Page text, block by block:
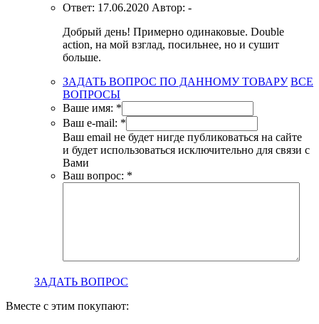
Ответ: 17.06.2020 Автор: -
Добрый день! Примерно одинаковые. Double
action, на мой взглад, посильнее, но и сушит
больше.
ЗАДАТЬ ВОПРОС ПО ДАННОМУ ТОВАРУ ВСЕ
ВОПРОСЫ
Ваше имя: *
Ваш e-mail: *
Ваш email не будет нигде публиковаться на сайте
и будет использоваться исключительно для связи с
Вами
Ваш вопрос: *
ЗАДАТЬ ВОПРОС
Вместе с этим покупают: